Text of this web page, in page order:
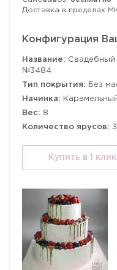
Доставка в пределах
Конфигурация
Название: Свадебный
№3484
Тип покрытия: Без
Начинка:
Вес: 8
Количество ярусов: 3
Купить в 1 клик